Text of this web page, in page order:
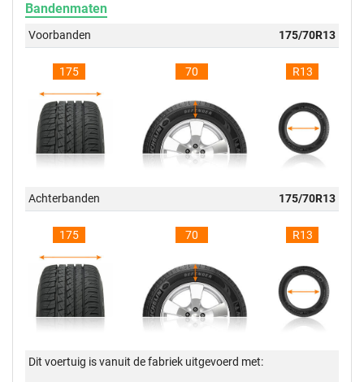
Bandenmaten
Voorbanden 175/70R13
175 70 R13
Achterbanden 175/70R13
175 70 R13
Dit voertuig is vanuit de fabriek uitgevoerd met: